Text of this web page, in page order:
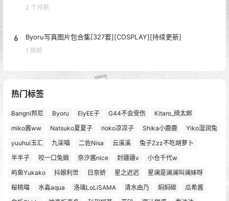
2 个月前
6 Byoru写真图片包合集[327套][COSPLAY][持续更新]
1 周前
热门标签
Bangni邦尼 Byoru ElyEE子 G44不会受伤
Kitaro_绮太郎
miko酱ww
Natsuko夏夏子 rioko凉凉子 Shika小鹿鹿
Yiko湿润兔
yuuhui玉汇
九柒喵 二佐Nisa 云溪溪
兔子Zzz不吃胡萝卜
半半子
咬一口兔娘 奈汐酱nice 封疆疆v
小仓千代w
屿鱼Yukako
抖娘利世 日奈娇 星之迟迟
星澜是澜澜叫澜妹呀
桜桃喵
水淼aqua 洛璃LoLiSAMA 清水由乃 焖焖碳
瓜希酱